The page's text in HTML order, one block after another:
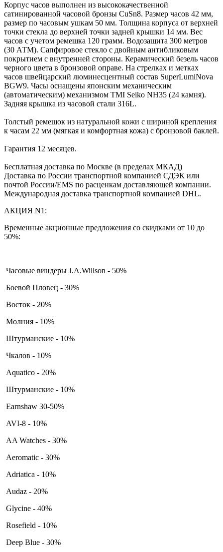
Корпус часов выполнен из высококачественной
сатинированной часовой бронзы CuSn8. Размер часов 42 мм,
размер по часовым ушкам 50 мм. Толщина корпуса от верхней
точки стекла до верхней точки задней крышки 14 мм. Вес
часов с учетом ремешка 120 грамм. Водозащита 300 метров
(30 АТМ). Сапфировое стекло с двойным антибликовым
покрытием с внутренней стороны. Керамический безель часов
черного цвета в бронзовой оправе. На стрелках и метках
часов швейцарский люминесцентный состав SuperLumiNova
BGW9. Часы оснащены японским механическим
(автоматическим) механизмом TMI Seiko NH35 (24 камня).
Задняя крышка из часовой стали 316L.
Толстый ремешок из натуральной кожи с шириной крепления
к часам 22 мм (мягкая и комфортная кожа) с бронзовой баклей.
Гарантия 12 месяцев.
Бесплатная доставка по Москве (в пределах МКАД)
Доставка по России транспортной компанией СДЭК или
почтой России/EMS по расценкам доставляющей компании.
Международная доставка транспортной компанией DHL.
АКЦИЯ N1:
Временные акционные предложения со скидками от 10 до
50%:
Часовые виндеры J.A.Willson - 50%
Боевой Пловец - 30%
Восток - 20%
Молния - 10%
Штурманские - 10%
Чкалов - 10%
Aquatico - 20%
Штурманские - 10%
Earnshaw 30-50%
AVI-8 - 10%
AA Watches - 30%
Aeromatic - 30%
Adriatica - 10%
Audaz - 20%
Glycine - 40%
Rosefield - 10%
Deep Blue - 30%